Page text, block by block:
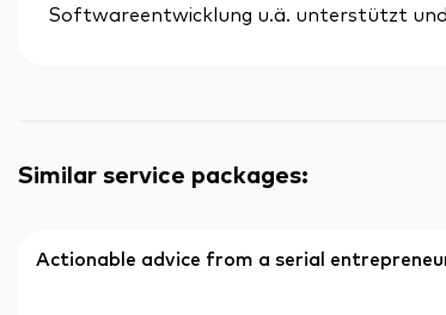
Softwareentwicklung u.ä. unterstützt
Similar service packages:
Actionable advice from a serial